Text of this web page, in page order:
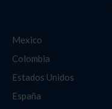
Mexico
Colombia
Estados Unidos
España